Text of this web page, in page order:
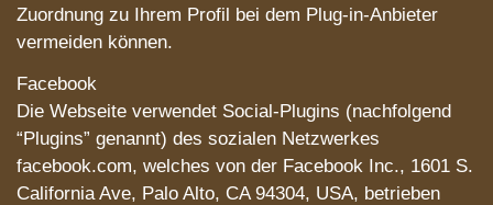
Zuordnung zu Ihrem Profil bei dem Plug-in-Anbieter
vermeiden können.
Facebook
Die Webseite verwendet Social-Plugins (nachfolgend
“Plugins” genannt) des sozialen Netzwerkes
facebook.com, welches von der Facebook Inc., 1601 S.
California Ave, Palo Alto, CA 94304, USA, betrieben